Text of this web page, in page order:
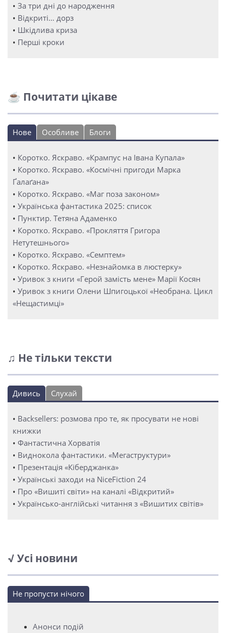
• За три дні до народження
• Відкриті… дорз
• Шкідлива криза
• Перші кроки
☕ Почитати цікаве
Нове Особливе Блоги
• Коротко. Яскраво. «Крампус на Івана Купала»
• Коротко. Яскраво. «Космічні пригоди Марка
Ґалаґана»
• Коротко. Яскраво. «Маг поза законом»
• Українська фантастика 2025: список
• Пунктир. Тетяна Адаменко
• Коротко. Яскраво. «Прокляття Григора
Нетутешнього»
• Коротко. Яскраво. «Семптем»
• Коротко. Яскраво. «Незнайомка в люстерку»
• Уривок з книги «Герой замість мене» Марії Косян
• Уривок з книги Олени Шпигоцької «Необрана. Цикл
«Нещастимці»
♫ Не тільки тексти
Дивись Слухай
• Backsellers: розмова про те, як просувати не нові
книжки
• Фантастична Хорватія
• Виднокола фантастики. «Мегаструктури»
• Презентація «Кіберджанка»
• Українські заходи на NiceFiction 24
• Про «Вишиті світи» на каналі «Відкритий»
• Українсько-англійські читання з «Вишитих світів»
√ Усі новини
Не пропусти нічого
Анонси подій